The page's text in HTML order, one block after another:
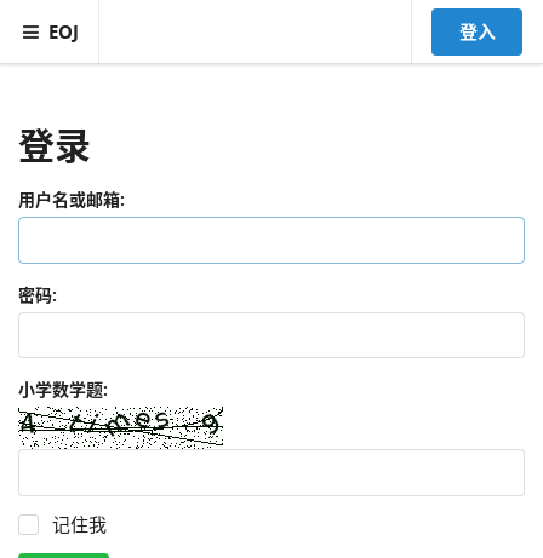
EOJ 登入
登录
用户名或邮箱:
密码:
小学数学题:
记住我